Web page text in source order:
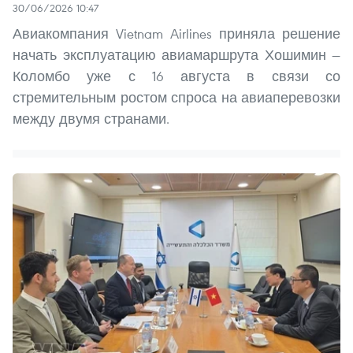
30/06/2026 10:47
Авиакомпания Vietnam Airlines приняла решение
начать эксплуатацию авиамаршрута Хошимин —
Коломбо уже с 16 августа в связи со
стремительным ростом спроса на авиаперевозки
между двумя странами.